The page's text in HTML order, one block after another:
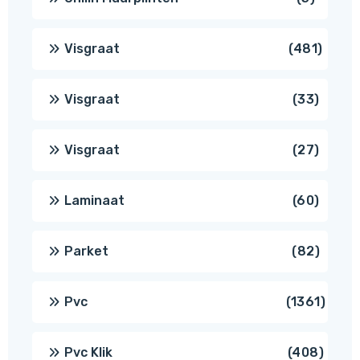
Visgraat 481481
Visgraat 3333
Visgraat 2727
Laminaat 6060
Parket 8282
Pvc 13611361
Pvc Klik 408408